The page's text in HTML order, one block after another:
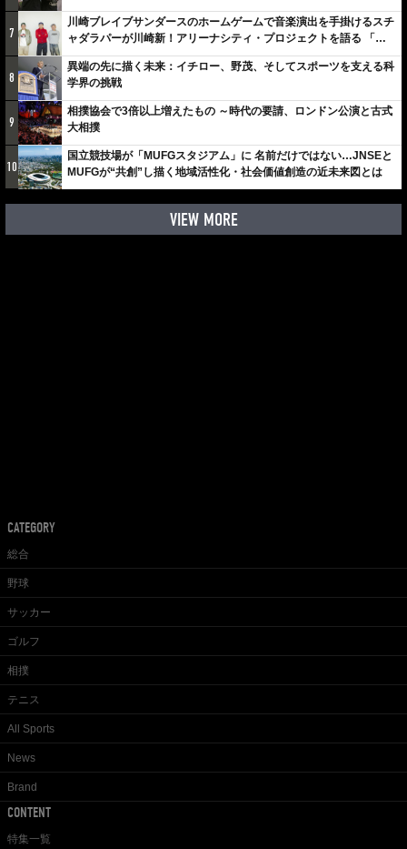
7
川崎ブレイブサンダースのホームゲームで音楽演出を手掛けるスチ
ャダラパーが川崎新！アリーナシティ・プロジェクトを語る 「楽
しみでしかないでしょ。川崎は、ずっと成長曲線だから」
8
異端の先に描く未来：イチロー、野茂、そしてスポーツを支える科
学界の挑戦
9
相撲協会で3倍以上増えたもの ～時代の要請、ロンドン公演と古式
大相撲
10
国立競技場が「MUFGスタジアム」に 名前だけではない…JNSEと
MUFGが“共創”し描く地域活性化・社会価値創造の近未来図とは
VIEW MORE
CATEGORY
総合
野球
サッカー
ゴルフ
相撲
テニス
All Sports
News
Brand
CONTENT
特集一覧